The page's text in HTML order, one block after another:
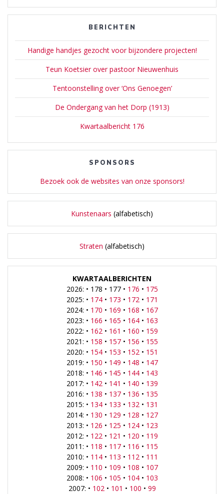
BERICHTEN
Handige handjes gezocht voor bijzondere projecten!
Teun Koetsier over pastoor Nieuwenhuis
Tentoonstelling over ‘Ons Genoegen’
De Ondergang van het Dorp (1913)
Kwartaalbericht 176
SPONSORS
Bezoek ook de websites van onze sponsors!
Kunstenaars (alfabetisch)
Straten (alfabetisch)
KWARTAALBERICHTEN
2026: • 178 • 177 • 176 • 175
2025: • 174• 173 • 172 • 171
2024: • 170 • 169 • 168 • 167
2023: • 166 • 165 • 164• 163
2022: • 162 • 161 • 160 • 159
2021: • 158 • 157• 156 • 155
2020: • 154• 153 • 152 • 151
2019: • 150 • 149 • 148 • 147
2018: • 146 • 145 • 144• 143
2017: • 142 • 141 • 140 • 139
2016: • 138 • 137• 136 • 135
2015: • 134• 133 • 132 • 131
2014: • 130 • 129 • 128 • 127
2013: • 126 • 125 • 124• 123
2012: • 122 • 121 • 120 • 119
2011: • 118 • 117• 116 • 115
2010: • 114• 113 • 112 • 111
2009: • 110 • 109 • 108 • 107
2008: • 106 • 105 • 104• 103
2007: • 102 • 101 • 100 • 99